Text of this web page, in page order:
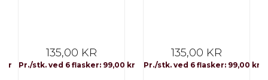
kr
135,00 KR
Pr./stk. ved 6 flasker: 99,00 kr
135,00 KR
Pr./stk. ved 6 flasker: 99,00 kr